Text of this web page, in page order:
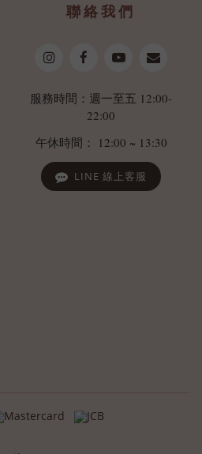
聯絡我們
服務時間：週一至五 12:00-
22:00
午休時間： 12:00 ~ 13:30
LINE 線上客服